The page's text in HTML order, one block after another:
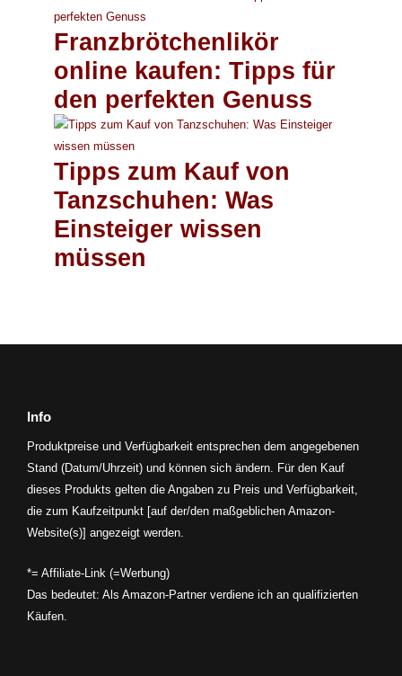
Franzbrötchenlikör
online kaufen: Tipps für
den perfekten Genuss
Tipps zum Kauf von
Tanzschuhen: Was
Einsteiger wissen
müssen
Info
Produktpreise und Verfügbarkeit entsprechen dem angegebenen
Stand (Datum/Uhrzeit) und können sich ändern. Für den Kauf
dieses Produkts gelten die Angaben zu Preis und Verfügbarkeit,
die zum Kaufzeitpunkt [auf der/den maßgeblichen Amazon-
Website(s)] angezeigt werden.
*= Affiliate-Link (=Werbung)
Das bedeutet: Als Amazon-Partner verdiene ich an qualifizierten
Käufen.